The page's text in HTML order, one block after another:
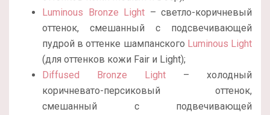
Luminous Bronze Light – светло-коричневый
оттенок, смешанный с подсвечивающей
пудрой в оттенке шампанского Luminous Light
(для оттенков кожи Fair и Light);
Diffused Bronze Light – холодный
коричневато-персиковый оттенок,
смешанный с подвечивающей